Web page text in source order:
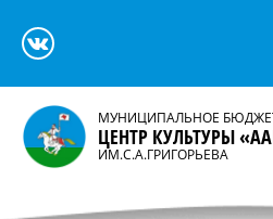
МУНИЦИПАЛЬНОЕ
ЦЕНТР КУЛЬТУРЫ
ИМ.С.А.ГРИГОРЬЕВА